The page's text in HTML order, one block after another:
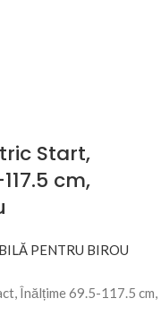
Start,
cm,
PENTRU BIROU
Înălțime 69.5-117.5 cm,